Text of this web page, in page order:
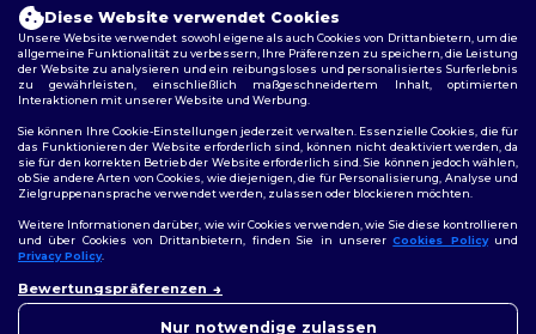
2026. Alle Rechte vorbehalten
Allgemeine Geschäftsbedingungen |Personalisierungsrichtlinien|
Datenschutzbestimmungen
| Cookie-Richtlinie | Site Map
Stuttgart | Düsseldorf| Bremen
Diese Website verwendet Cookies
Unsere Website verwendet sowohl eigene als auch Cookies von Drittanbietern, um die
allgemeine Funktionalität zu verbessern, Ihre Präferenzen zu speichern, die Leistung
der Website zu analysieren und ein reibungsloses und personalisiertes Surferlebnis
zu gewährleisten, einschließlich maßgeschneidertem Inhalt, optimierten
Interaktionen mit unserer Website und Werbung.
Sie können Ihre Cookie-Einstellungen jederzeit verwalten. Essenzielle Cookies, die für
das Funktionieren der Website erforderlich sind, können nicht deaktiviert werden, da
sie für den korrekten Betrieb der Website erforderlich sind. Sie können jedoch wählen,
ob Sie andere Arten von Cookies, wie diejenigen, die für Personalisierung, Analyse und
Zielgruppenansprache verwendet werden, zulassen oder blockieren möchten.
Weitere Informationen darüber, wie wir Cookies verwenden, wie Sie diese kontrollieren
und über Cookies von Drittanbietern, finden Sie in unsererCookies Policyund
Privacy Policy.
Bewertungspräferenzen
Nur notwendige zulassen